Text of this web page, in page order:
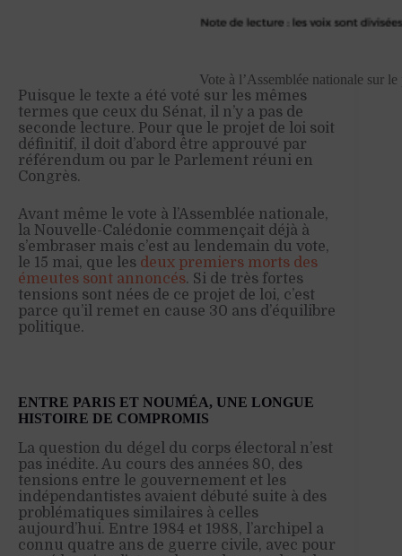
Vote à l’Assemblée nationale sur
Puisque le texte a été voté sur les mêmes
termes que ceux du Sénat, il n’y a pas de
seconde lecture. Pour que le projet de loi soit
définitif, il doit d’abord être approuvé par
référendum ou par le Parlement réuni en
Congrès.
Avant même le vote à l’Assemblée nationale,
la Nouvelle-Calédonie commençait déjà à
s’embraser mais c’est au lendemain du vote,
le 15 mai, que les deux premiers morts des
émeutes sont annoncés. Si de très fortes
tensions sont nées de ce projet de loi, c’est
parce qu’il remet en cause 30 ans d’équilibre
politique.
ENTRE PARIS ET NOUMÉA, UNE LONGUE
HISTOIRE DE COMPROMIS
La question du dégel du corps électoral n’est
pas inédite. Au cours des années 80, des
tensions entre le gouvernement et les
indépendantistes avaient débuté suite à des
problématiques similaires à celles
aujourd’hui. Entre 1984 et 1988, l’archipel a
connu quatre ans de guerre civile, avec pour